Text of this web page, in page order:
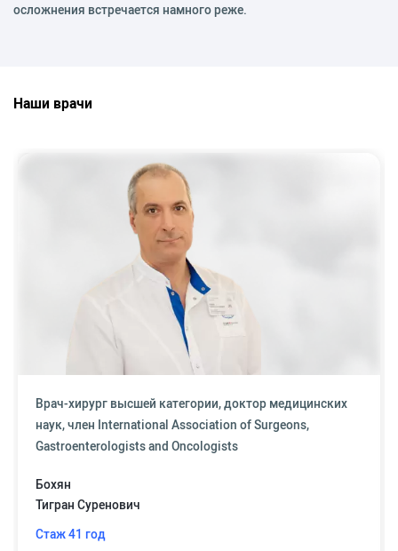
осложнения встречается намного реже.
Наши врачи
Врач-хирург высшей категории, доктор медицинских
наук, член International Association of Surgeons,
Gastroenterologists and Oncologists
Бохян
Тигран Суренович
Стаж 41 год